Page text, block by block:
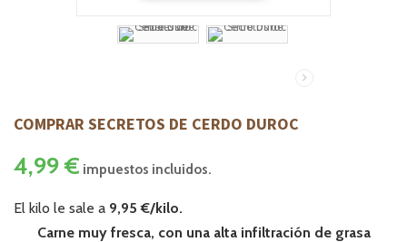
COMPRAR SECRETOS DE CERDO DUROC
4,99 € impuestos incluidos.
El kilo le sale a 9,95 €/kilo.
Carne muy fresca, con una alta infiltración de grasa